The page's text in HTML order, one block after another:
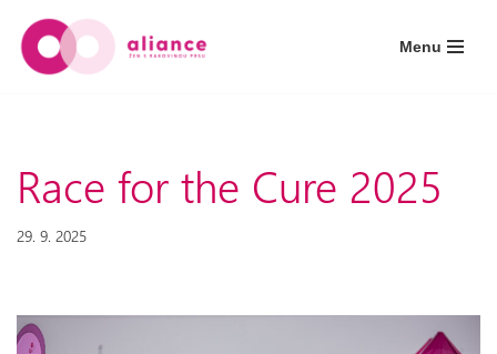
Přeskočit
Menu
Race for the Cure 2025
29. 9. 2025